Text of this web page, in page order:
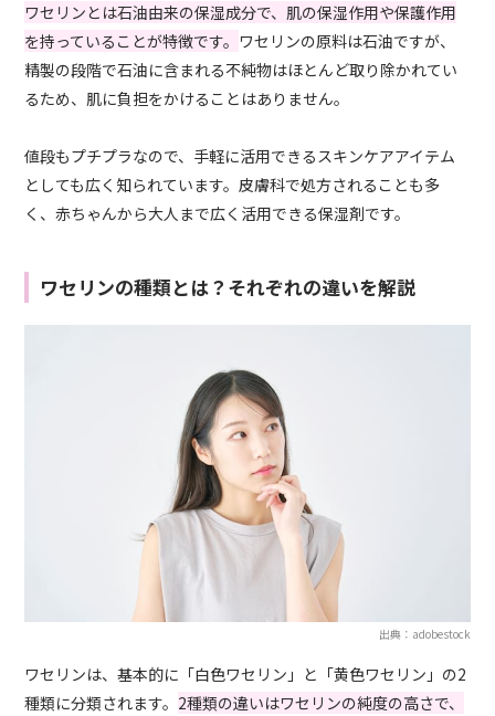
ワセリンとは石油由来の保湿成分で、肌の保湿作用や保護作用
を持っていることが特徴です。 ワセリンの原料は石油ですが、
精製の段階で石油に含まれる不純物はほとんど取り除かれてい
るため、肌に負担をかけることはありません。
値段もプチプラなので、手軽に活用できるスキンケアアイテム
としても広く知られています。皮膚科で処方されることも多
く、赤ちゃんから大人まで広く活用できる保湿剤です。
ワセリンの種類とは？それぞれの違いを解説
出典：adobestock
ワセリンは、基本的に「白色ワセリン」と「黄色ワセリン」の2
種類に分類されます。 2種類の違いはワセリンの純度の高さで、